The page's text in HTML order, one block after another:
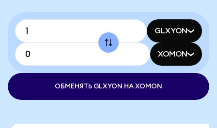
GLXYON
XOMON
ОБМЕНЯТЬ GLXYON НА XOMON